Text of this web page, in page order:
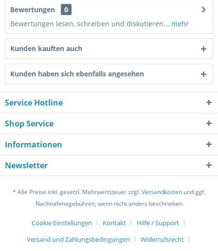
Bewertungen
0
Bewertungen lesen, schreiben und diskutieren... mehr
Kunden kauften auch
Kunden haben sich ebenfalls angesehen
Service Hotline
Shop Service
Informationen
Newsletter
* Alle Preise inkl. gesetzl. Mehrwertsteuer zzgl.Versandkosten und ggf.
Nachnahmegebühren, wenn nicht anders beschrieben
Cookie Einstellungen Kontakt
Hilfe / Support
Versand und Zahlungsbedingungen
Widerrufsrecht